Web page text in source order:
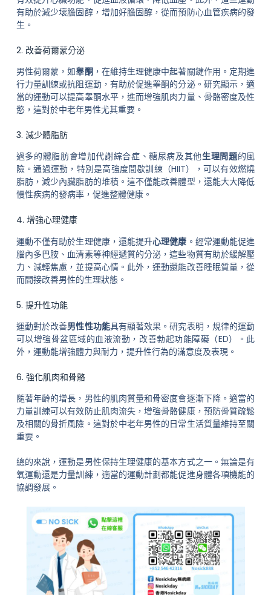
有助於減少壞膽固醇，增加好膽固醇，從而預防心血管疾病的發
生。
2. 改善荷爾蒙分泌
男性荷爾蒙，如睾酮，在維持生理健康中起著關鍵作用。定期進
行力量訓練或抗阻運動，有助於促進睾酮的分泌。研究顯示，適
當的運動可以提高睾酮水平，進而增強肌肉力量、骨骼密度及性
慾，這對於中老年男性尤其重要。
3. 減少體脂肪
過多的體脂肪會增加代謝綜合症、糖尿病及其他生理問題的風
險。通過運動，特別是高強度間歇訓練（HIIT），可以有效燃燒
脂肪，減少內臟脂肪的堆積。這不僅能改善體型，還能大大降低
慢性疾病的發病率，促進整體健康。
4. 增強心理健康
運動不僅有助於生理健康，還能提升心理健康 。經常運動能促進
腦內多巴胺、血清素等神經遞質的分泌，這些物質有助於緩解壓
力、減輕焦慮，並提高心情。此外，運動還能改善睡眠質量，從
而間接改善男性的生理狀態。
5. 提升性功能
運動對於改善男性性功能具有顯著效果。研究表明，規律的運動
可以增強骨盆區域的血液流動，改善勃起功能障礙（ED）。此
外，運動能增強體力與耐力，提升性行為的滿意度及表現。
6. 強化肌肉和骨骼
隨著年齡的增長，男性的肌肉質量和骨密度會逐漸下降。適當的
力量訓練可以有效防止肌肉流失，增強骨骼健康，預防骨質疏鬆
及相關的骨折風險。這對於中老年男性的日常生活質量維持至關
重要。
總的來說，運動是男性保持生理健康的基本方式之一。無論是有
氧運動還是力量訓練，適當的運動計劃都能促進身體各項機能的
協調發展。